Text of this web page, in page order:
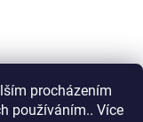
procházením
používáním.. Více